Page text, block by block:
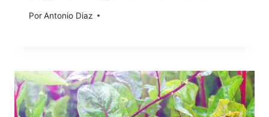
PorAntonio Diaz
22/05/2020